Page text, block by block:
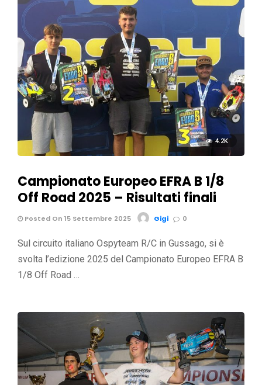
4.2K
Campionato Europeo EFRA B 1/8
Off Road 2025 – Risultati finali
Posted On 15 Settembre 2025 Gigi 0
Sul circuito italiano Ospyteam R/C in Gussago, si è
svolta l’edizione 2025 del Campionato Europeo EFRA B
1/8 Off Road …